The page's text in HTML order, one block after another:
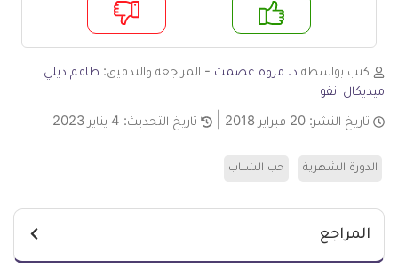
لا
كتب بواسطة د. مروة عصمت - المراجعة والتدقيق: طاقم ديلي
ميديكال انفو
تاريخ النشر: 20 فبراير 2018 تاريخ التحديث: 4 يناير 2023
الدورة الشهرية حب الشباب
المراجع